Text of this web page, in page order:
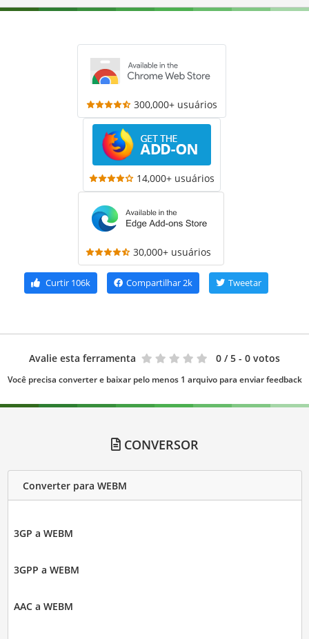
300,000+ usuários
14,000+ usuários
30,000+ usuários
Curtir 106k Compartilhar2k Tweetar
Avalie esta ferramenta 0 / 5 - 0 votos
Você precisa converter e baixar pelo menos 1 arquivo para enviar feedback
CONVERSOR
Converter para WEBM
3GP a WEBM
3GPP a WEBM
AAC a WEBM